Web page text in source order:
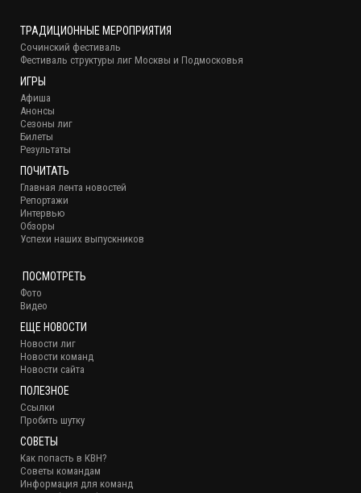
ТРАДИЦИОННЫЕ МЕРОПРИЯТИЯ
Сочинский фестиваль
Фестиваль структуры лиг Москвы и Подмосковья
ИГРЫ
Афиша
Анонсы
Сезоны лиг
Билеты
Результаты
ПОЧИТАТЬ
Главная лента новостей
Репортажи
Интервью
Обзоры
Успехи наших выпускников
ПОСМОТРЕТЬ
Фото
Видео
ЕЩЕ НОВОСТИ
Новости лиг
Новости команд
Новости сайта
ПОЛЕЗНОЕ
Ссылки
Пробить шутку
СОВЕТЫ
Как попасть в КВН?
Советы командам
Информация для команд